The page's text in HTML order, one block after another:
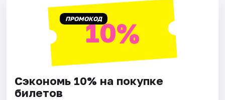
ПРОМОКОД10%
Сэкономь 10% на покупке
билетов